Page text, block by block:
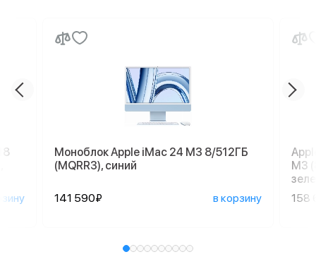
Моноблок Apple iMac 24 M3 8/512ГБ
(MQRR3), синий
141 590₽ в корзину
M3
158